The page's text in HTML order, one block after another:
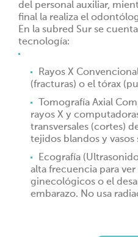
del personal auxiliar,
final la realiza el
En la subred Sur se
tecnología:
Rayos X
(fracturas) o el tórax
Tomografía Axial
rayos X y
transversales (cortes)
tejidos blandos y vasos
Ecografía
alta frecuencia para
ginecológicos o el
embarazo. No usa